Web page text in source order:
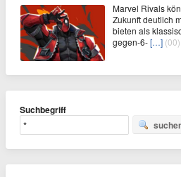
Marvel Rivals
Zukunft deutlich
bieten als
gegen-6-[…] (00)
Suchbegriff